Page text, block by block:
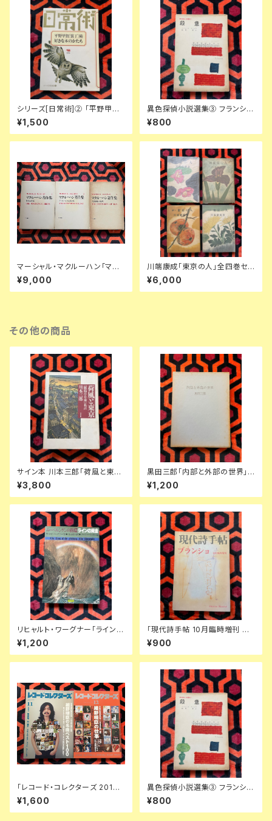
シリーズ[日常術]② 「平野甲賀
[装丁]術・好きな本のかたち」晶
文社
¥1,500
異色探偵小説選集③ フランシ
ス・アイルズ「殺意」延原謙 訳 初
版 装幀:花森安治 日本出版共同
株式会社
¥800
マーシャル・マクルーハン「マク
ルーハン著作集」1〜3全巻セッ
ト 函入り 井坂学・後藤和彦・高
儀進訳 装幀:粟津潔 竹内書店
¥9,000
川端康成「東京の人」全四巻セッ
ト 装幀:金島桂華 新潮社
¥6,000
その他の商品
サイン本 川本三郎「荷風と東京
『断腸亭日乗』私註」初版 都市出
版 東京人
¥3,800
黒田三郎「内部と外部の世界」
初版 函入り 昭森社 評論集
¥1,200
リヒャルト・ワーグナー「ラインの
黄金ーニーベルンゲンの指環
①」初版 寺山修司訳 絵:アーサ
ーラッカム 装幀:宇野亜喜良 新
¥1,200
「現代詩手帖 10月臨時増刊 ブ
ランショ」初版 表紙:中西夏之 思
潮社 加納光於 バタイユ 鈴木道
彦
¥900
「レコード・コレクターズ 2019 1
1月&12月号 特集:細野晴臣 前
編 後編」セット はっぴいえんど
YMO 湯浅学
¥1,600
異色探偵小説選集③ フランシ
ス・アイルズ「殺意」延原謙 訳 初
版 装幀:花森安治 日本出版共同
株式会社
¥800